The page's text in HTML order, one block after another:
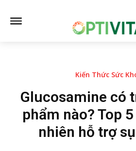
Kiến Thức Sức
Glucosamine có
phẩm nào? Top
nhiên hỗ trợ